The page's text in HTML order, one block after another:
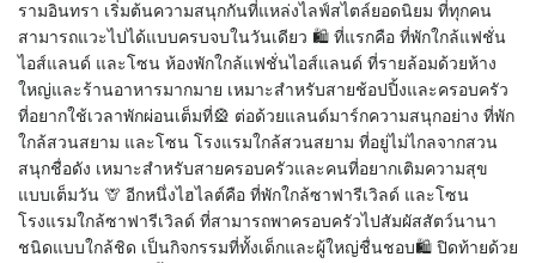
รามอินทรา เริ่มต้นความสนุกกันที่แหล่งไลฟ์สไตล์ยอดนิยม ที่ทุกคน
สามารถแวะไปได้แบบครบจบในวันเดียว 🛍 ที่แรกคือ ที่พักใกล้แฟชั่น
ไอส์แลนด์ และโซน ห้องพักใกล้แฟชั่นไอส์แลนด์ ที่รายล้อมด้วยห้าง
ใหญ่และร้านอาหารมากมาย เหมาะสำหรับสายช้อปปิ้งและครอบครัว
ที่อยากใช้เวลาพักผ่อนเต็มที่🎡 ต่อด้วยแลนด์มาร์กความสนุกอย่าง ที่พัก
ใกล้สวนสยาม และโซน โรงแรมใกล้สวนสยาม ที่อยู่ไม่ไกลจากสวน
สนุกชื่อดัง เหมาะสำหรับสายครอบครัวและคนที่อยากเติมความสุข
แบบเต็มวัน 🦒 อีกหนึ่งไฮไลต์คือ ที่พักใกล้ซาฟารีเวิลด์ และโซน
โรงแรมใกล้ซาฟารีเวิลด์ ที่สามารถพาครอบครัวไปสัมผัสสัตว์นานา
ชนิดแบบใกล้ชิด เป็นกิจกรรมที่ทั้งเด็กและผู้ใหญ่ชื่นชอบ🛍 ปิดท้ายด้วย